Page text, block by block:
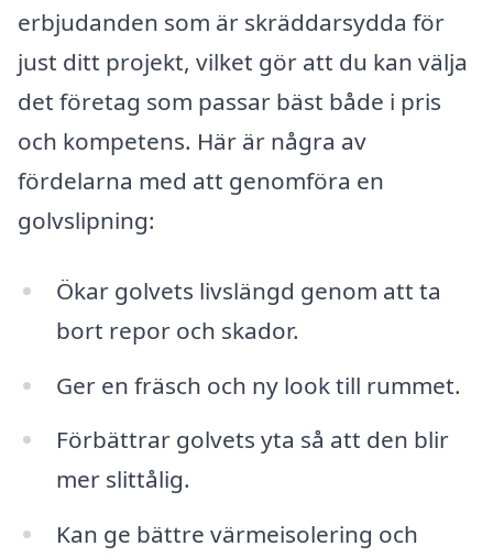
erbjudanden som är skräddarsydda för
just ditt projekt, vilket gör att du kan välja
det företag som passar bäst både i pris
och kompetens. Här är några av
fördelarna med att genomföra en
golvslipning:
Ökar golvets livslängd genom att ta
bort repor och skador.
Ger en fräsch och ny look till rummet.
Förbättrar golvets yta så att den blir
mer slittålig.
Kan ge bättre värmeisolering och